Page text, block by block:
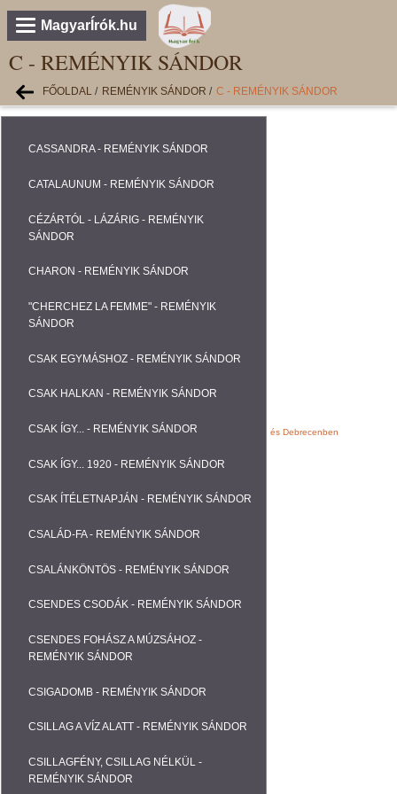
MagyarÍrók.hu
C - REMÉNYIK SÁNDOR
FŐOLDAL / REMÉNYIK SÁNDOR / C - REMÉNYIK SÁNDOR
CASSANDRA - REMÉNYIK SÁNDOR
CATALAUNUM - REMÉNYIK SÁNDOR
CÉZÁRTÓL - LÁZÁRIG - REMÉNYIK
SÁNDOR
CHARON - REMÉNYIK SÁNDOR
"CHERCHEZ LA FEMME" - REMÉNYIK
SÁNDOR
CSAK EGYMÁSHOZ - REMÉNYIK SÁNDOR
CSAK HALKAN - REMÉNYIK SÁNDOR
CSAK ÍGY... - REMÉNYIK SÁNDOR
CSAK ÍGY... 1920 - REMÉNYIK SÁNDOR
CSAK ÍTÉLETNAPJÁN - REMÉNYIK SÁNDOR
CSALÁD-FA - REMÉNYIK SÁNDOR
CSALÁNKÖNTÖS - REMÉNYIK SÁNDOR
CSENDES CSODÁK - REMÉNYIK SÁNDOR
CSENDES FOHÁSZ A MÚZSÁHOZ -
REMÉNYIK SÁNDOR
CSIGADOMB - REMÉNYIK SÁNDOR
CSILLAG A VÍZ ALATT - REMÉNYIK SÁNDOR
CSILLAGFÉNY, CSILLAG NÉLKÜL -
REMÉNYIK SÁNDOR
Webáruházak, Weblapok fejlesztése Nyíregyházán és Debrecenben